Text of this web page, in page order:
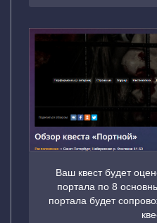
Ваш квест будет
портала по 8
портала будет